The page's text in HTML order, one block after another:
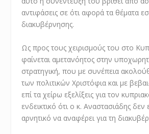
αντιφάσεις σε ότι αφορά τα θέματα
διακυβέρνησης.
Ως προς τους χειρισμούς του στο
φαίνεται αμετανόητος στην
στρατηγική, που με συνέπεια
των πολιτικών Χριστόφια και με
επί τα χείρω εξελίξεις για τον
ενδεικτικό ότι ο κ. Αναστασιάδης δεν
αρνητικό να αναφέρει για τη